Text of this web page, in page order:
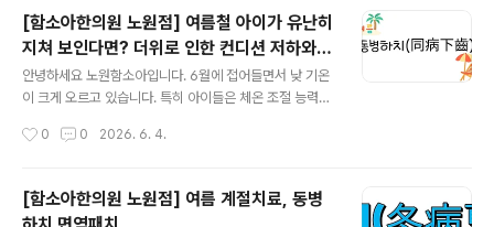
탕’입니다. 오지탕은 복숭아나무, 매화나무, 뽕나무, 버드나
무 등의 가지를 달여 만든 물을 의미합니다. 예로부터 전해
내려오는 육아 풍습에서는 이 물로 신생아를 목욕시키며
아이의 건강과 평안을 기원했다고 전해집니다. 전통 한의
학에서는 자연의 기운을 중요하게 여겼으며, 다양한 식물
지탕에 사용되는 나무들 역시 각각의 의미를 담고 있으며,
[함소아한의원 노원점] 여름철 아이가 유난히
지쳐 보인다면? 더위로 인한 컨디션 저하와
관리법
안녕하세요 노원함소아입니다. 6월에 접어들면서 낮 기온
이 크게 오르고 있습니다. 특히 아이들은 체온 조절 능력이
있습니다. 평소보다 기운이 없거나 입맛이 떨어지고, 자주
디션 저하를 의심해 볼 수 있습니다. 한의학에서는 이러한
여름철 불편감을 계절 변화에 적응하는 과정에서 나타나는
0 0 2026. 6. 4.
[함소아한의원 노원점] 여름 계절치료, 동병